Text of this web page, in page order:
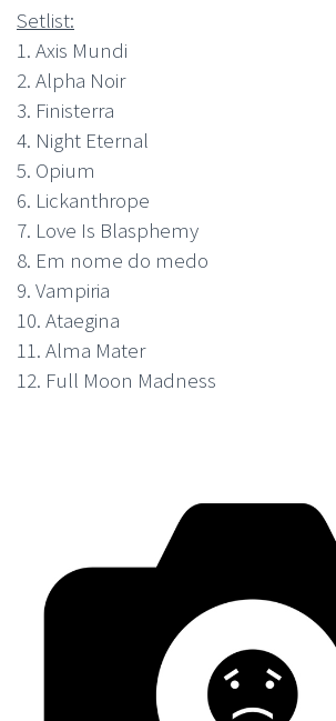
Setlist:
1. Axis Mundi
2. Alpha Noir
3. Finisterra
4. Night Eternal
5. Opium
6. Lickanthrope
7. Love Is Blasphemy
8. Em nome do medo
9. Vampiria
10. Ataegina
11. Alma Mater
12. Full Moon Madness